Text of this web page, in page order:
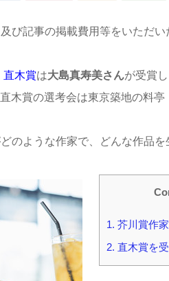
び記事の掲載費用等をいただい
直木賞は大島真寿美さんが受賞し
木賞の選考会は東京築地の料亭
のような作家で、どんな作品
1. 芥川賞作
2. 直木賞を